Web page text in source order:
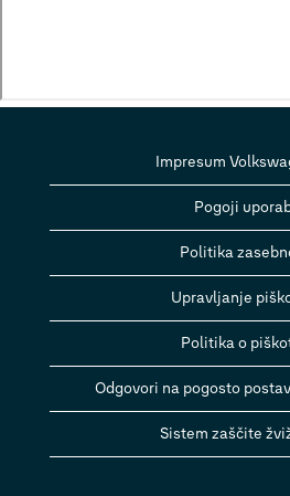
Impresum
Pogoji
Politika
Upravljanje
Politika o
Odgovori na pogosto
Sistem zaščite